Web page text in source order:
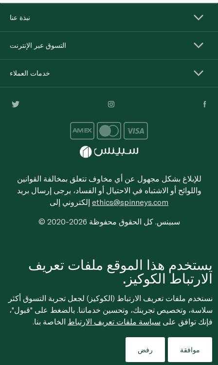
نبذة عنا
التسوق عبر الإنترنت
خدمات العملاء
للإبلاغ بشكل مجهول عن أي مخاوف تتعلق بمخالفة القوانين
واللوائح أو الاشتباه في الاحتيال أو الفساد، يرجى إرسال بريد
ethics@spinneys.com
© 2020-2026 سبينس. كل الحقوق محفوظة
يستخدم هذا الموقع ملفات تعريف
الارتباط الكوكيز.
نستخدم ملفات تعريف الارتباط (الكوكيز) لجعل تجربة التسوق أكثر
سلاسة، وتخصيص تجربتك، وتحسين خدماتنا. بالضغط على "قبول"،
فإنك توافق على سياسة ملفات تعريف الارتباط الخاصة بنا.
موافقة رفض